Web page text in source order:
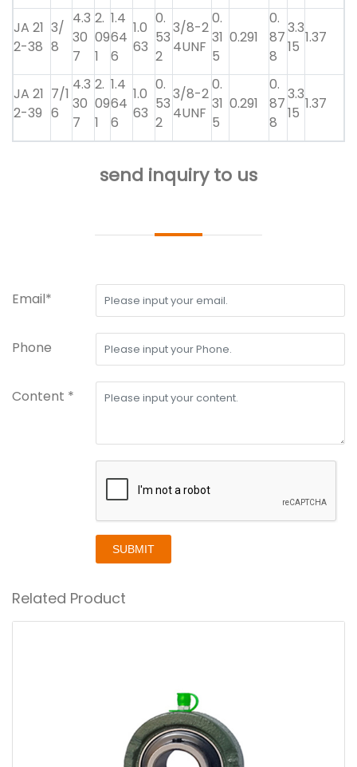
JA 21
2-38
3/
8
4.3
30
7
2.
09
1
1.4
64
6
1.0
63
0.
53
2
3/8-2
4UNF
0.
31
5
0.291
0.
87
8
3.3
15
1.37
JA 21
2-39
7/1
6
4.3
30
7
2.
09
1
1.4
64
6
1.0
63
0.
53
2
3/8-2
4UNF
0.
31
5
0.291
0.
87
8
3.3
15
1.37
send inquiry to us
Email*
Phone
Content *
SUBMIT
Related Product